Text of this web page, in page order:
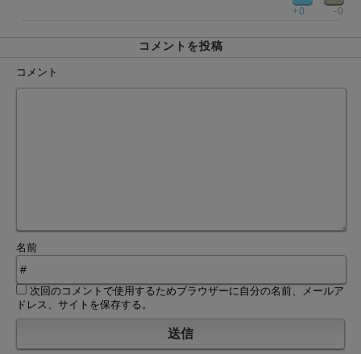
+0 -0
コメントを投稿
コメント
名前
次回のコメントで使用するためブラウザーに自分の名前、メールア
ドレス、サイトを保存する。